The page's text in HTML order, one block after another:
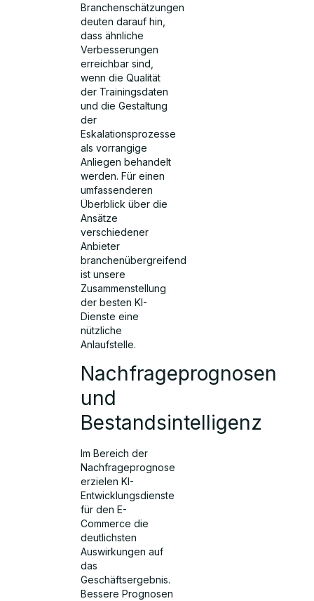
Branchenschätzungen
deuten darauf hin,
dass ähnliche
Verbesserungen
erreichbar sind,
wenn die Qualität
der Trainingsdaten
und die Gestaltung
der
Eskalationsprozesse
als vorrangige
Anliegen behandelt
werden. Für einen
umfassenderen
Überblick über die
Ansätze
verschiedener
Anbieter
branchenübergreifend
ist unsere
Zusammenstellung
der besten KI-
Dienste eine
nützliche
Anlaufstelle.
Nachfrageprognosen
und
Bestandsintelligenz
Im Bereich der
Nachfrageprognose
erzielen KI-
Entwicklungsdienste
für den E-
Commerce die
deutlichsten
Auswirkungen auf
das
Geschäftsergebnis.
Bessere Prognosen